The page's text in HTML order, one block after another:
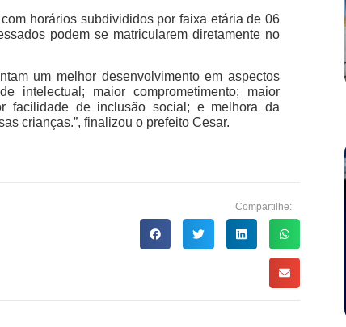
horários subdivididos por faixa etária de 06
podem se matricularem diretamente no
um melhor desenvolvimento em aspectos
intelectual; maior comprometimento; maior
facilidade de inclusão social; e melhora da
crianças.”, finalizou o prefeito Cesar.
Compartilhe: